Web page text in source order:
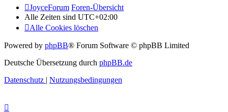
JoyceForum Foren-Übersicht
Alle Zeiten sind UTC+02:00
Alle Cookies löschen
Powered by phpBB® Forum Software © phpBB Limited
Deutsche Übersetzung durch phpBB.de
Datenschutz | Nutzungsbedingungen